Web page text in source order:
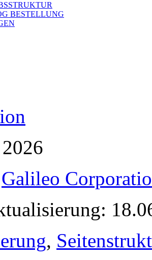
BESTELLUNG
Galileo
,